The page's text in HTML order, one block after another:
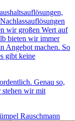
wir großen Wert auf
bieten wir immer
Angebot machen. So
gibt keine
Genau so,
stehen wir mit